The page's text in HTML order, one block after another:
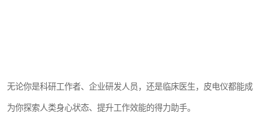
无论你是科研工作者、企业研发人员，还是临床医生，皮电仪都能成
为你探索人类身心状态、提升工作效能的得力助手。